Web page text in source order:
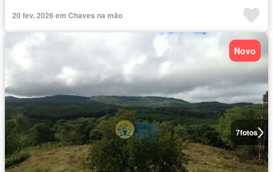
20 fev. 2026 em Chaves na mão
7fotos
Novo